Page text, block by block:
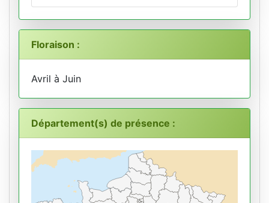
Floraison :
Avril à Juin
Département(s) de présence :